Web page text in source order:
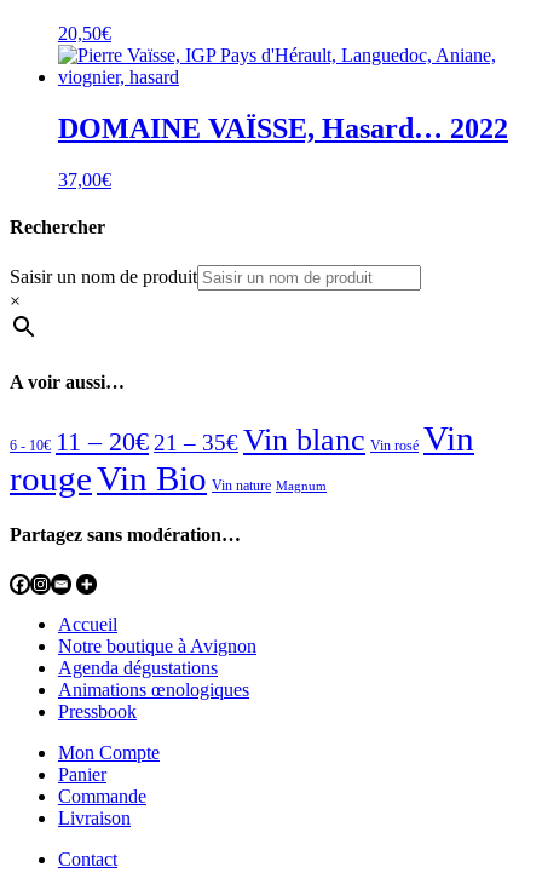
20,50€
DOMAINE VAÏSSE, Hasard… 2022
37,00€
Rechercher
Saisir un nom de produit
×
A voir aussi…
6 - 10€ 11 – 20€ 21 – 35€Vin blanc Vin rosé Vin
rougeVin Bio Vin nature Magnum
Partagez sans modération…
Accueil
Notre boutique à Avignon
Agenda dégustations
Animations œnologiques
Pressbook
Mon Compte
Panier
Commande
Livraison
Contact